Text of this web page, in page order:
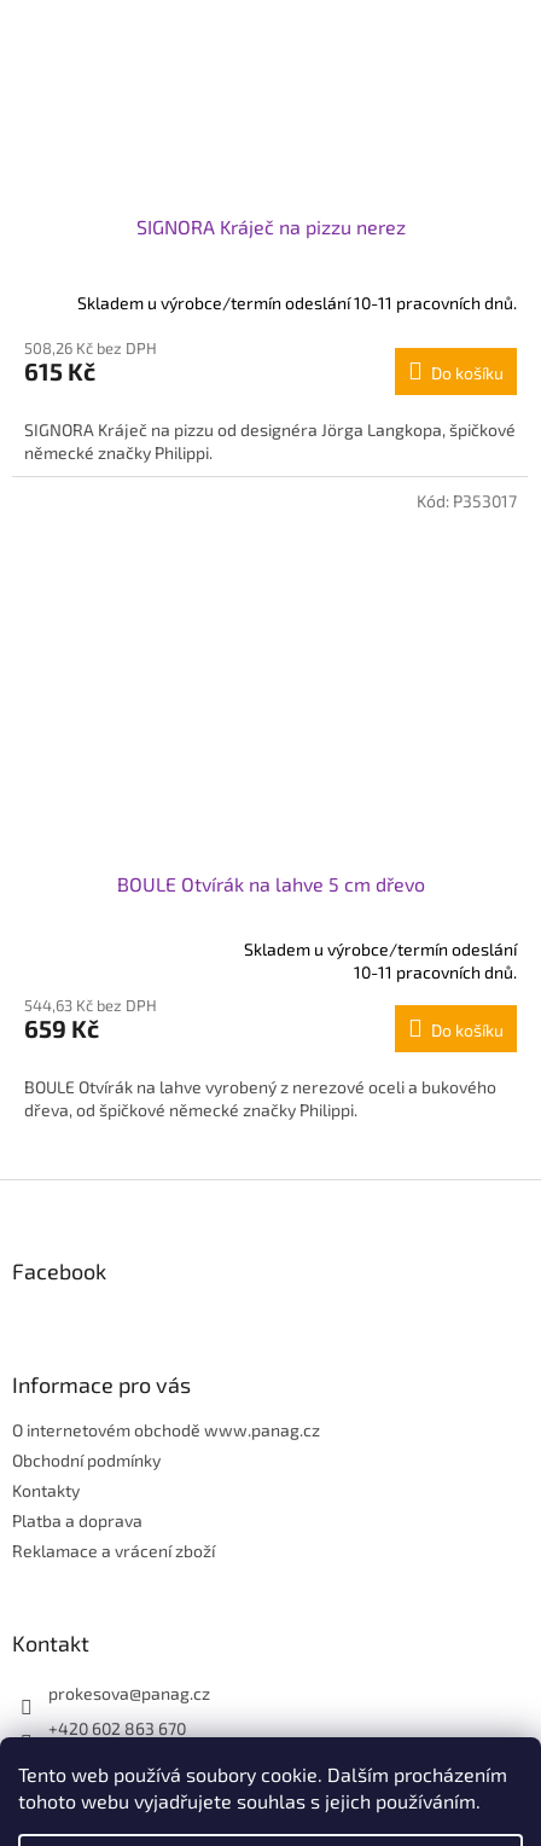
Tento web používá soubory cookie. Dalším procházením
tohoto webu vyjadřujete souhlas s jejich používáním.
SIGNORA Kráječ na pizzu nerez
Skladem u výrobce/termín odeslání 10-11 pracovních dnů.
508,26 Kč bez DPH
615 Kč Do košíku
SIGNORA Kráječ na pizzu od designéra Jörga Langkopa, špičkové
německé značky Philippi.
BOULE Otvírák na lahve 5 cm dřevo
produktu
je
z
5
hvězdiček.
Skladem u výrobce/termín odeslání
10-11 pracovních dnů.
544,63 Kč bez DPH
659 Kč Do košíku
BOULE Otvírák na lahve vyrobený z nerezové oceli a bukového
dřeva, od špičkové německé značky Philippi.
Kód: P353017
p
aFacebook
Informace pro vás
O internetovém obchodě www.panag.cz
Obchodní podmínky
Kontakty
Platba a doprava
Reklamace a vrácení zboží
Kontakt
prokesova@panag.cz
+420 602 863 670